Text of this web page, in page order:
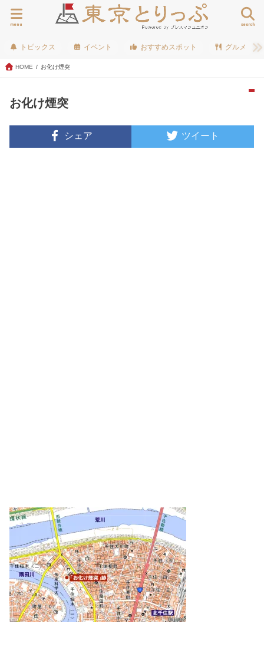
search
menu
トピックス イベント おすすめスポット グルメ
HOME お化け煙突
お化け煙突
シェア ツイート